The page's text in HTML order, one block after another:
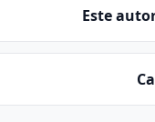
Este